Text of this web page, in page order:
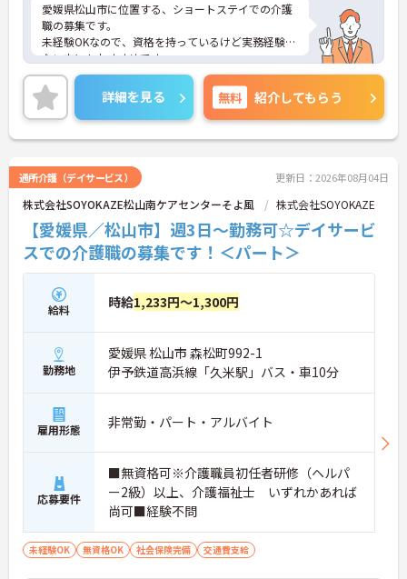
愛媛県松山市に位置する、ショートステイでの介護
職の募集です。
未経験OKなので、資格を持っているけど実務経験が
ない方にもおすすめです。
無料駐車場ありで、マイカー通勤がらくらくできま
す。
ご興味のある方は、面接ポイントをお伝えしますの
でお気軽にご連絡ください。
詳細を見る 無料 紹介してもらう
通所介護（デイサービス） 更新日：2026年08月04日
株式会社SOYOKAZE松山南ケアセンターそよ風 株式会社SOYOKAZE
【愛媛県／松山市】週3日～勤務可☆デイサービ
スでの介護職の募集です！＜パート＞
給料 時給1,233円～1,300円
勤務地
愛媛県 松山市 森松町992-1
伊予鉄道高浜線「久米駅」バス・車10分
雇用形態 非常勤・パート・アルバイト
応募要件
■無資格可※介護職員初任者研修（ヘルパ
ー2級）以上、介護福祉士 いずれかあれば
尚可■経験不問
未経験OK 無資格OK 社会保険完備 交通費支給